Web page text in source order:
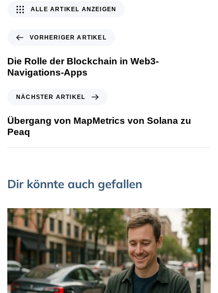
VORHERIGER ARTIKEL
Die Rolle der Blockchain in Web3-
Navigations-Apps
ALLE ARTIKEL ANZEIGEN
NÄCHSTER ARTIKEL
Übergang von MapMetrics von Solana zu
Peaq
Dir könnte auch gefallen